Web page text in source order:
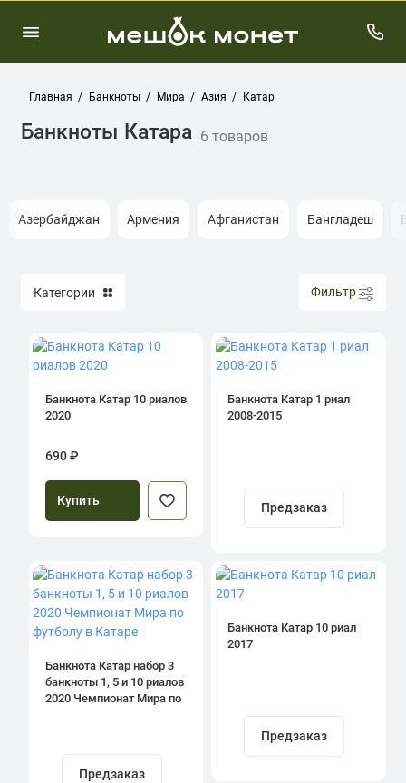
Главная Банкноты Мира Азия Катар
Банкноты Катара 6 товаров
Азербайджан Армения Афганистан Бангладеш
Категории Фильтр
Банкнота Катар 10 риалов
2020
690 ₽
Купить
Банкнота Катар 1 риал
2008-2015
Предзаказ
Банкнота Катар набор 3
банкноты 1, 5 и 10 риалов
2020 Чемпионат Мира по
Предзаказ
Банкнота Катар 10 риал
2017
Предзаказ